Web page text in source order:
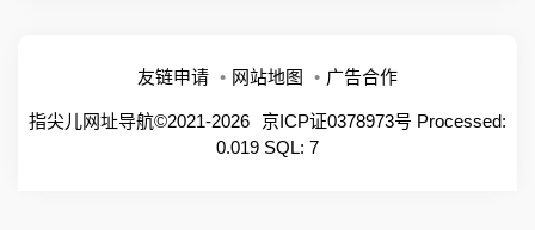
友链申请 网站地图 广告合作
指尖儿网址导航©2021-2026 京ICP证0378973号 Processed:
0.019 SQL: 7